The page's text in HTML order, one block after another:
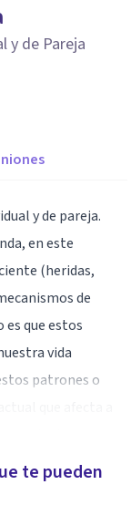
y de Pareja
y de pareja.
en este
(heridas,
de
es que estos
vida
patrones o
te pueden